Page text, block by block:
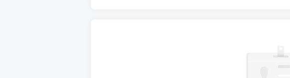
但是黎音还是很开心的，因为他可以一直一直